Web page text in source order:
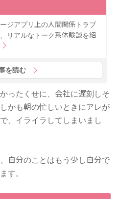
ージアプリ上の人間関係トラブ
リアルなトーク系体験談を紹
を読む
ったくせに、会社に遅刻しそ
かも朝の忙しいときにアレが
、イライラしてしまいまし
自分のことはもう少し自分で
す。